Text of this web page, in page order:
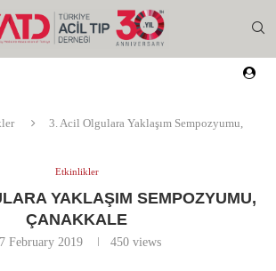
3. Acil Olgulara Yaklaşım Sempozyumu,
Etkinlikler
YAKLAŞIM SEMPOZYUMU,
ÇANAKKALE
February 2019 450views